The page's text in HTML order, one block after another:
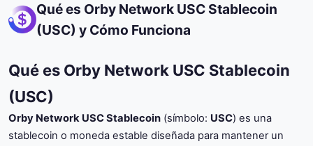
Qué es Orby Network USC Stablecoin
(USC) y Cómo Funciona
Qué es Orby Network USC Stablecoin
(USC)
Orby Network USC Stablecoin (símbolo: USC) es una
stablecoin o moneda estable diseñada para mantener un